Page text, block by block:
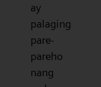
ay
palaging
pare-
pareho
nang